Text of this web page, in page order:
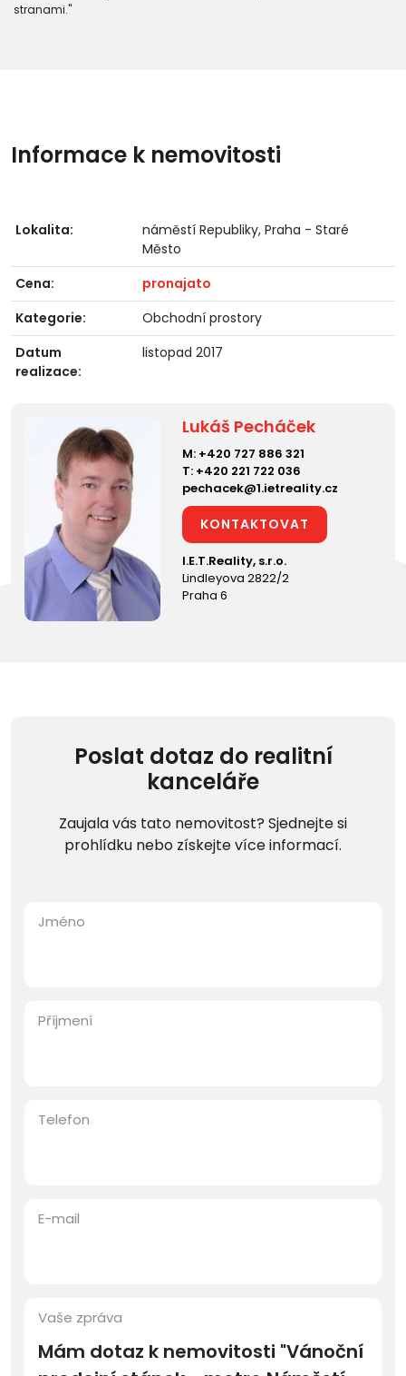
stranami."
Informace k nemovitosti
Lokalita:
náměstí Republiky, Praha - Staré
Město
Cena:
pronajato
Kategorie:
Obchodní prostory
Datum
realizace:
listopad 2017
Lukáš Pecháček
M: +420 727 886 321
T: +420 221 722 036
pechacek@1.ietreality.cz
KONTAKTOVAT
I.E.T.Reality, s.r.o.
Lindleyova 2822/2
Praha 6
Poslat dotaz do realitní
kanceláře
Zaujala vás tato nemovitost? Sjednejte si
prohlídku nebo získejte více informací.
Jméno
Příjmení
Telefon
E-mail
Vaše zpráva